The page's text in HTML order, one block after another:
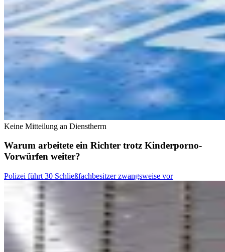
Keine Mitteilung an Dienstherrn
Warum arbeitete ein Richter trotz Kinderporno-
Vorwürfen weiter?
Polizei führt 30 Schließfachbesitzer zwangsweise vor